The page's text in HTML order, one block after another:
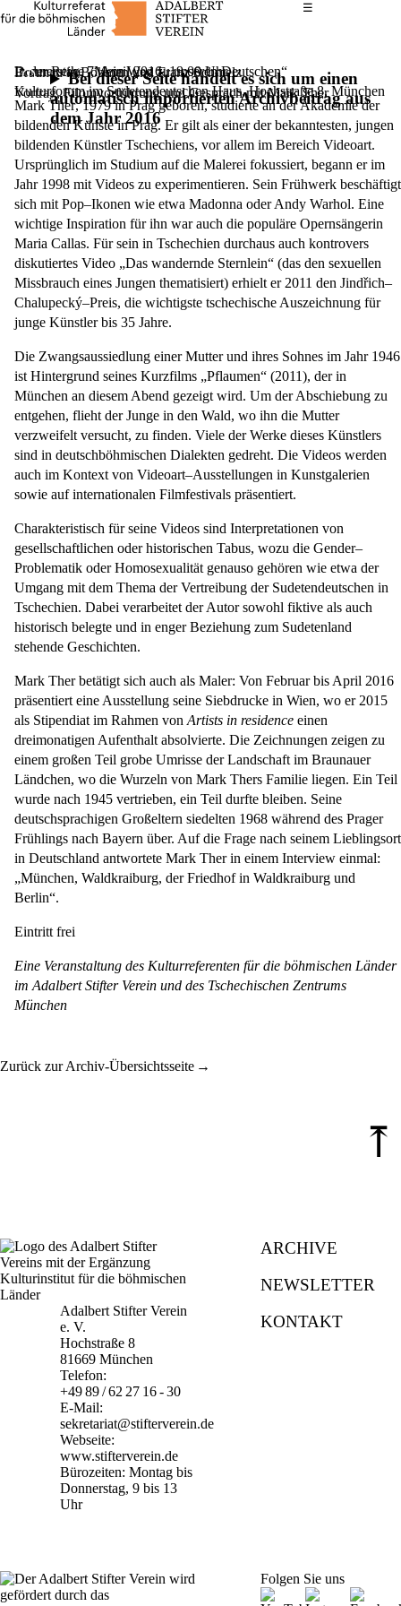
Das
☰
Bei dieser Seite handelt es sich um einen
automatisch importierten Archivbeitrag aus
dem Jahr 2016
Braunau in Böhmen und Franz Schmelz
Vortrag, Filomvorführung und Gespräch mit Mark Ther
In der Reihe „Mein Weg zu unseren Deutschen“
Mark Ther, 1979 in Prag geboren, studierte an der Akademie der
bildenden Künste in Prag. Er gilt als einer der bekanntesten, jungen
bildenden Künstler Tschechiens, vor allem im Bereich Videoart.
Ursprünglich im Studium auf die Malerei fokussiert, begann er im
Jahr 1998 mit Videos zu experimentieren. Sein Frühwerk beschäftigt
sich mit Pop–Ikonen wie etwa Madonna oder Andy Warhol. Eine
wichtige Inspiration für ihn war auch die populäre Opernsängerin
Maria Callas. Für sein in Tschechien durchaus auch kontrovers
diskutiertes Video „Das wandernde Sternlein“ (das den sexuellen
Missbrauch eines Jungen thematisiert) erhielt er 2011 den Jindřich–
Chalupecký–Preis, die wichtigste tschechische Auszeichnung für
junge Künstler bis 35 Jahre.
Die Zwangsaussiedlung einer Mutter und ihres Sohnes im Jahr 1946
ist Hintergrund seines Kurzfilms „Pflaumen“ (2011), der in
München an diesem Abend gezeigt wird. Um der Abschiebung zu
entgehen, flieht der Junge in den Wald, wo ihn die Mutter
verzweifelt versucht, zu finden. Viele der Werke dieses Künstlers
sind in deutschböhmischen Dialekten gedreht. Die Videos werden
auch im Kontext von Videoart–Ausstellungen in Kunstgalerien
sowie auf internationalen Filmfestivals präsentiert.
Charakteristisch für seine Videos sind Interpretationen von
gesellschaftlichen oder historischen Tabus, wozu die Gender–
Problematik oder Homosexualität genauso gehören wie etwa der
Umgang mit dem Thema der Vertreibung der Sudetendeutschen in
Tschechien. Dabei verarbeitet der Autor sowohl fiktive als auch
historisch belegte und in enger Beziehung zum Sudetenland
stehende Geschichten.
Mark Ther betätigt sich auch als Maler: Von Februar bis April 2016
präsentiert eine Ausstellung seine Siebdrucke in Wien, wo er 2015
als Stipendiat im Rahmen von Artists in residence einen
dreimonatigen Aufenthalt absolvierte. Die Zeichnungen zeigen zu
einem großen Teil grobe Umrisse der Landschaft im Braunauer
Ländchen, wo die Wurzeln von Mark Thers Familie liegen. Ein Teil
wurde nach 1945 vertrieben, ein Teil durfte bleiben. Seine
deutschsprachigen Großeltern siedelten 1968 während des Prager
Frühlings nach Bayern über. Auf die Frage nach seinem Lieblingsort
in Deutschland antwortete Mark Ther in einem Interview einmal:
„München, Waldkraiburg, der Friedhof in Waldkraiburg und
Berlin“.
Eintritt frei
Eine Veranstaltung des Kulturreferenten für die böhmischen Länder
im Adalbert Stifter Verein und des Tschechischen Zentrums
München
Donnerstag, 7. April 2016,19.00 Uhr
Kulturforum im Sudetendeutschen Haus, Hochstraße 8, München
Zurück zur Archiv-Übersichtsseite
⤒
Adalbert Stifter Verein
e. V.
Hochstraße 8
81669 München
Telefon:
+49 89 / 62 27 16 - 30
E-Mail:
sekretariat@stifterverein.de
Webseite:
www.stifterverein.de
Bürozeiten: Montag bis
Donnerstag, 9 bis 13
Uhr
ARCHIVE
NEWSLETTER
KONTAKT
Folgen Sie uns